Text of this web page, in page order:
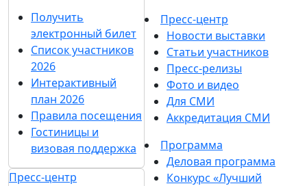
Получить
электронный билет
Список участников
2026
Интерактивный
план 2026
Правила посещения
Гостиницы и
визовая поддержка
Пресс-центр
Пресс-центр
Новости выставки
Статьи участников
Пресс-релизы
Фото и видео
Для СМИ
Аккредитация СМИ
Программа
Деловая программа
Конкурс «Лучший